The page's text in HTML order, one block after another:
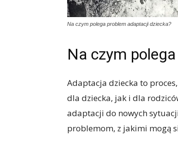
Na czym polega problem adaptacji dziecka?
Na czym
Adaptacja dziecka to
dla dziecka, jak i dla
adaptacji do nowych
problemom, z jakimi mogą